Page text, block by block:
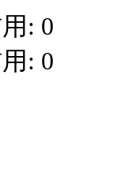
: 0
: 0